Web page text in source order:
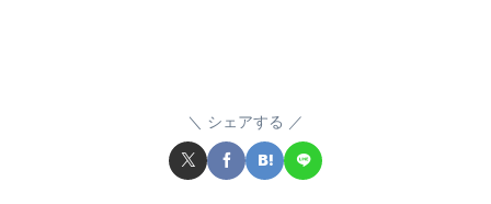
シェアする